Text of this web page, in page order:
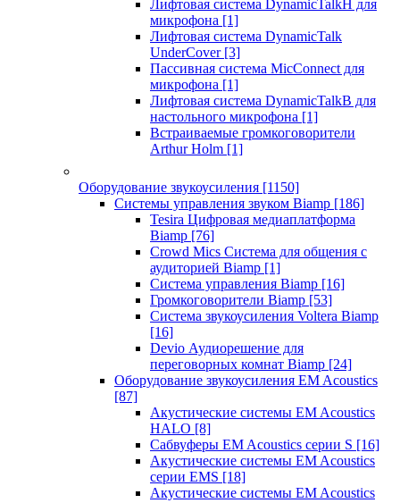
Лифтовая система DynamicTalkH для
микрофона [1]
Лифтовая система DynamicTalk
UnderCover [3]
Пассивная система MicConnect для
микрофона [1]
Лифтовая система DynamicTalkB для
настольного микрофона [1]
Встраиваемые громкоговорители
Arthur Holm [1]
Оборудование звукоусиления [1150]
Системы управления звуком Biamp [186]
Tesira Цифровая медиаплатформа
Biamp [76]
Crowd Mics Система для общения с
аудиторией Biamp [1]
Система управления Biamp [16]
Громкоговорители Biamp [53]
Система звукоусиления Voltera Biamp
[16]
Devio Аудиорешение для
переговорных комнат Biamp [24]
Оборудование звукоусиления EM Acoustics
[87]
Акустические системы EM Acoustics
HALO [8]
Сабвуферы EM Acoustics серии S [16]
Акустические системы EM Acoustics
серии EMS [18]
Акустические системы EM Acoustics